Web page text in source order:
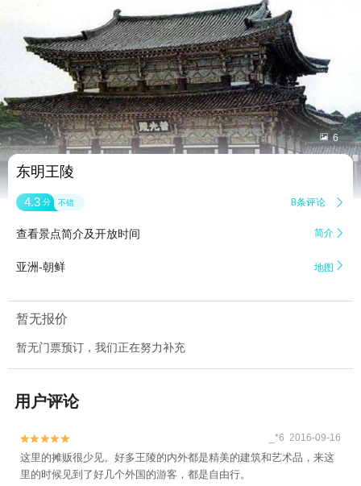
 6
东明王陵
4.3 分 不错 8条评论 
查看景点简介及开放时间 简介 
亚洲-朝鲜 地图 
暂无报价
暂无门票预订，我们正在努力补充
用户评论

 _*6 2016-09-16
这里的摊贩很少见。好多王陵的内外都是精美的建筑和艺术品，来这
里的时候见到了好几个外国的游客，都是自由行。